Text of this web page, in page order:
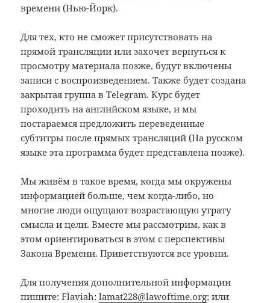
времени (Нью-Йорк).
Для тех, кто не сможет присутствовать на
прямой трансляции или захочет вернуться к
просмотру материала позже, будут включены
записи с воспроизведением. Также будет создана
закрытая группа в Telegram. Курс будет
проходить на английском языке, и мы
постараемся предложить переведенные
субтитры после прямых трансляций (На русском
языке эта программа будет представлена позже).
Мы живём в такое время, когда мы окружены
информацией больше, чем когда-либо, но
многие люди ощущают возрастающую утрату
смысла и цели. Вместе мы рассмотрим, как в
этом ориентироваться в этом с перспективы
Закона Времени. Приветствуются все уровни.
Для получения дополнительной информации
пишите: Flaviah:lamat228@lawoftime.org; или